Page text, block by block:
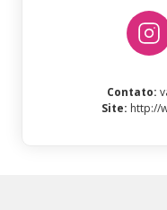
Contato:
Site: http://